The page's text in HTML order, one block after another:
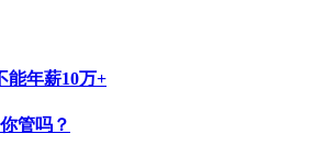
能年薪10万+
管吗？